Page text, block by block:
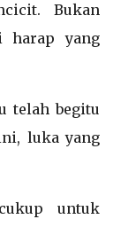
Bukan
harap yang
telah begitu
luka yang
untuk